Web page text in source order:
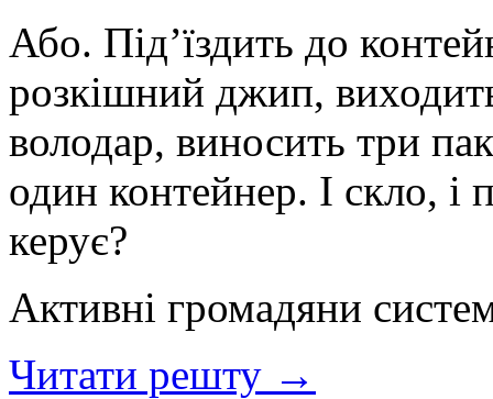
Або. Під’їздить до
розкішний джип,
володар, виносить три
один контейнер. І скло,
керує?
Активні громадяни
Читати решту →